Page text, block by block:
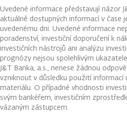
Uvedené informace představují názor
aktuálně dostupných informací v čase
uvedenému dni. Uvedené informace
poradenství, investiční doporučení k
investičních nástrojů ani analýzu
prognózy nejsou spolehlivým
J&T Banka, a.s., nenese žádnou
vzniknout v důsledku použití informací
materiálu. O případné vhodnosti
svým bankéřem, investičním
vázaným zástupcem.